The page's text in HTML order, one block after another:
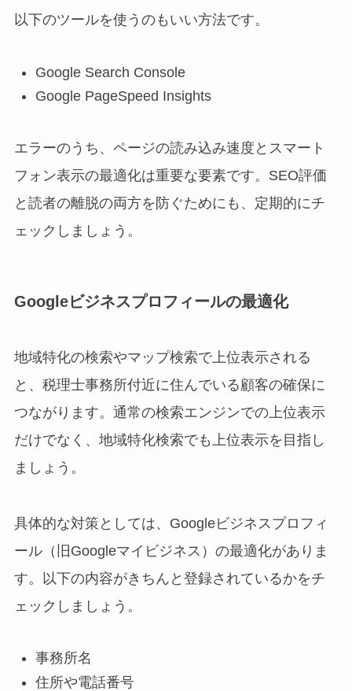
以下のツールを使うのもいい方法です。
Google Search Console
Google PageSpeed Insights
エラーのうち、ページの読み込み速度とスマート
フォン表示の最適化は重要な要素です。SEO評価
と読者の離脱の両方を防ぐためにも、定期的にチ
ェックしましょう。
Googleビジネスプロフィールの最適化
地域特化の検索やマップ検索で上位表示される
と、税理士事務所付近に住んでいる顧客の確保に
つながります。通常の検索エンジンでの上位表示
だけでなく、地域特化検索でも上位表示を目指し
ましょう。
具体的な対策としては、Googleビジネスプロフィ
ール（旧Googleマイビジネス）の最適化がありま
す。以下の内容がきちんと登録されているかをチ
ェックしましょう。
事務所名
住所や電話番号